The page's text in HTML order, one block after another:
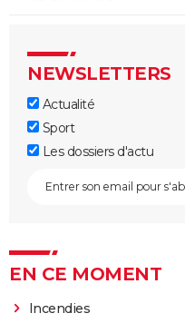
NEWSLETTERS
Actualité
Sport
Les dossiers d'actu
EN CE MOMENT
Incendies